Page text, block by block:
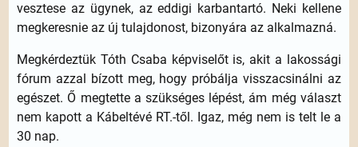
vesztese az ügynek, az eddigi karbantartó. Neki kellene
megkeresnie az új tulajdonost, bizonyára az alkalmazná.
Megkérdeztük Tóth Csaba képviselőt is, akit a lakossági
fórum azzal bízott meg, hogy próbálja visszacsinálni az
egészet. Ő megtette a szükséges lépést, ám még választ
nem kapott a Kábeltévé RT.-től. Igaz, még nem is telt le a
30 nap.